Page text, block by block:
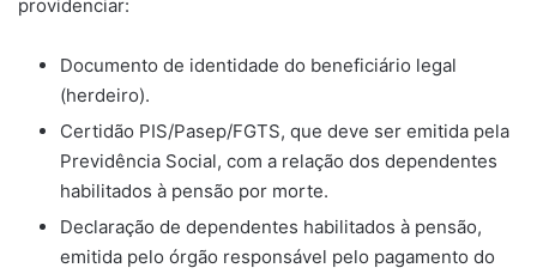
providenciar:
Documento de identidade do beneficiário legal
(herdeiro).
Certidão PIS/Pasep/FGTS, que deve ser emitida pela
Previdência Social, com a relação dos dependentes
habilitados à pensão por morte.
Declaração de dependentes habilitados à pensão,
emitida pelo órgão responsável pelo pagamento do